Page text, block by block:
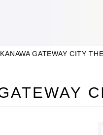
GATEWAY CITY